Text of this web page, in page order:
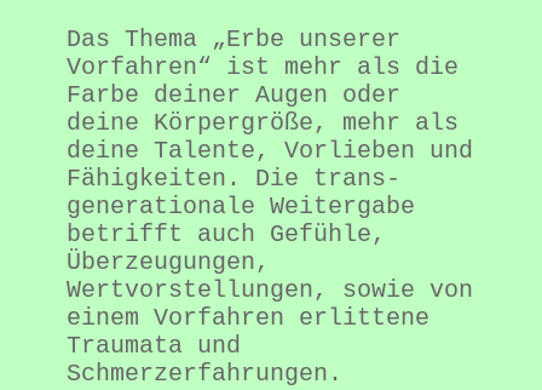
Das Thema „Erbe unserer
Vorfahren“ ist mehr als die
Farbe deiner Augen oder
deine Körpergröße, mehr als
deine Talente, Vorlieben und
Fähigkeiten. Die trans-
generationale Weitergabe
betrifft auch Gefühle,
Überzeugungen,
Wertvorstellungen, sowie von
einem Vorfahren erlittene
Traumata und
Schmerzerfahrungen.